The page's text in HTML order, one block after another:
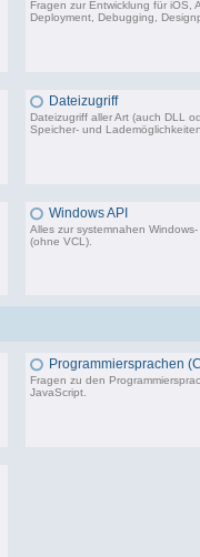
Fragen zur Entwicklung für iOS,
Deployment, Debugging,
Dateizugriff
Dateizugriff aller Art (auch DLL
Speicher- und
Windows API
Alles zur systemnahen
(ohne VCL).
Programmiersprachen
Fragen zu den
JavaScript.